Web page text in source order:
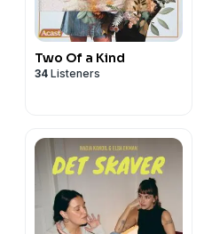
Two Of a Kind
34 Listeners